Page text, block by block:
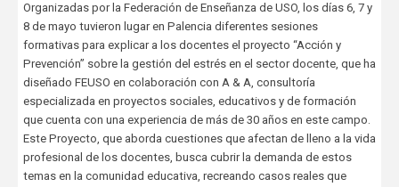
Organizadas por la Federación de Enseñanza de USO, los días 6, 7 y
8 de mayo tuvieron lugar en Palencia diferentes sesiones
formativas para explicar a los docentes el proyecto “Acción y
Prevención” sobre la gestión del estrés en el sector docente, que ha
diseñado FEUSO en colaboración con A & A, consultoría
especializada en proyectos sociales, educativos y de formación
que cuenta con una experiencia de más de 30 años en este campo.
Este Proyecto, que aborda cuestiones que afectan de lleno a la vida
profesional de los docentes, busca cubrir la demanda de estos
temas en la comunidad educativa, recreando casos reales que